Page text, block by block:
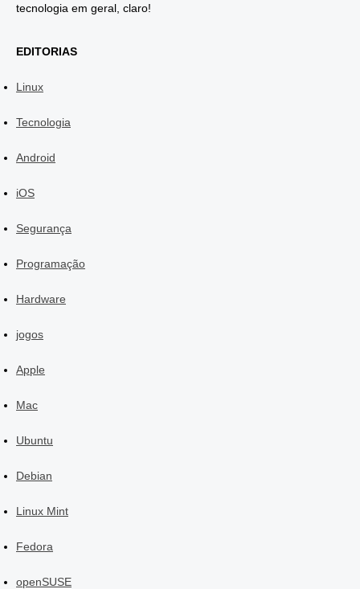
tecnologia em geral, claro!
EDITORIAS
Linux
Tecnologia
Android
iOS
Segurança
Programação
Hardware
jogos
Apple
Mac
Ubuntu
Debian
Linux Mint
Fedora
openSUSE